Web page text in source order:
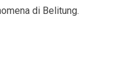
di Belitung.